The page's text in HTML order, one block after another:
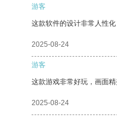
游客
这款软件的设计非常人性化
2025-08-24
游客
这款游戏非常好玩，画面
2025-08-24